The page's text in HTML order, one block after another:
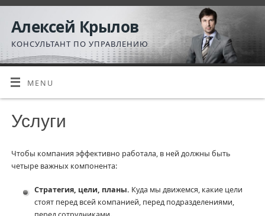
Алексей Крылов
КОНСУЛЬТАНТ ПО УПРАВЛЕНИЮ
MENU
Услуги
Чтобы компания эффективно работала, в ней должны быть
четыре важных компонента:
Стратегия, цели, планы. Куда мы движемся, какие цели
стоят перед всей компанией, перед подразделениями,